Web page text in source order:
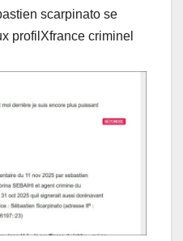
scarpinato se
profilXfrance criminel